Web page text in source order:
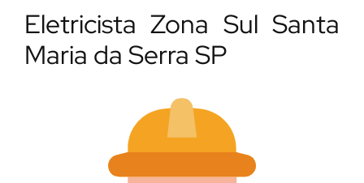
Eletricista Zona Sul Santa
Maria da Serra SP